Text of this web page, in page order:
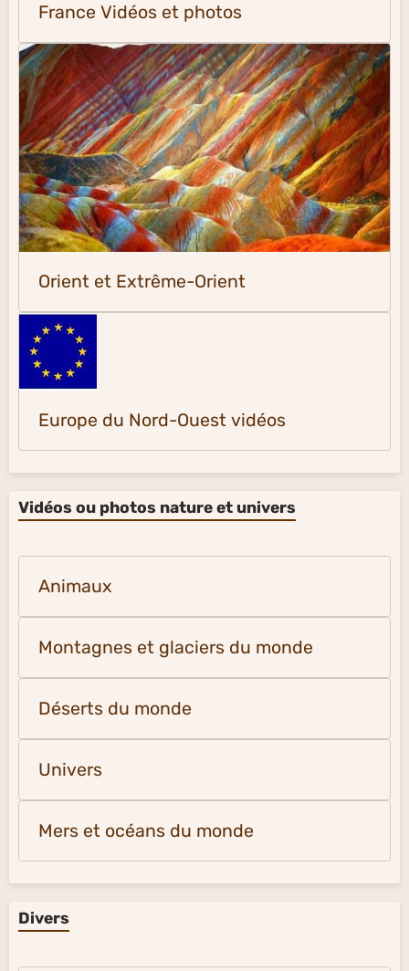
France Vidéos et photos
Orient et Extrême-Orient
Europe du Nord-Ouest vidéos
Vidéos ou photos nature et univers
Animaux
Montagnes et glaciers du monde
Déserts du monde
Univers
Mers et océans du monde
Divers